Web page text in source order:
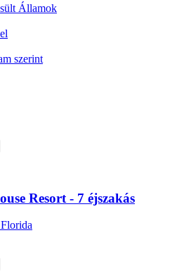
Államok
szerint
Resort - 7 éjszakás